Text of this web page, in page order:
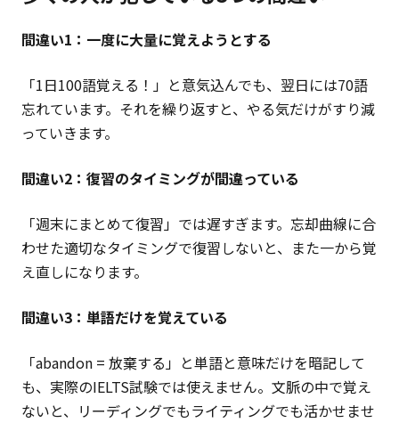
間違い1：一度に大量に覚えようとする
「1日100語覚える！」と意気込んでも、翌日には70語
忘れています。それを繰り返すと、やる気だけがすり減
っていきます。
間違い2：復習のタイミングが間違っている
「週末にまとめて復習」では遅すぎます。忘却曲線に合
わせた適切なタイミングで復習しないと、また一から覚
え直しになります。
間違い3：単語だけを覚えている
「abandon = 放棄する」と単語と意味だけを暗記して
も、実際のIELTS試験では使えません。文脈の中で覚え
ないと、リーディングでもライティングでも活かせませ